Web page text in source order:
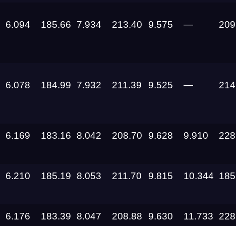
Дата проведения
11.09.2026
06.09.2026
6.094 185.66 7.934 213.40 9.575 —
6.078 184.99 7.932 211.39 9.525 —
6.169 183.16 8.042 208.70 9.628 9.910
6.210 185.19 8.053 211.70 9.815 10.344
6.176 183.39 8.047 208.88 9.630 11.733